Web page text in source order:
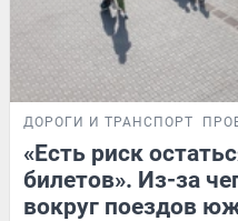
ДОРОГИ И ТРАНСПОРТ
«Есть риск
билетов». Из-за
вокруг поездов